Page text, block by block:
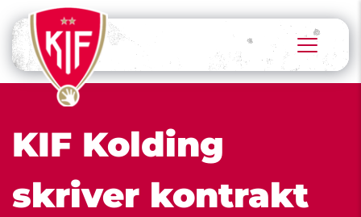
KIF Kolding
skriver kontrakt